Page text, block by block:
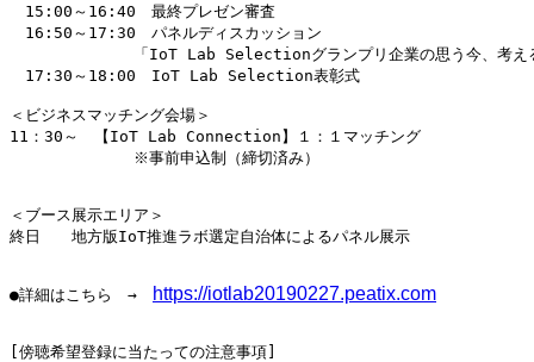
15:00～16:40　最終プレゼン審査
16:50～17:30　パネルディスカッション
「IoT Lab Selectionグランプリ企業の思う今、考える
17:30～18:00　IoT Lab Selection表彰式
＜ビジネスマッチング会場＞
11：30～　【IoT Lab Connection】１：１マッチング
※事前申込制（締切済み）
＜ブース展示エリア＞
終日　　地方版IoT推進ラボ選定自治体によるパネル展示
●詳細はこちら　→ https://iotlab20190227.peatix.com
[傍聴希望登録に当たっての注意事項]